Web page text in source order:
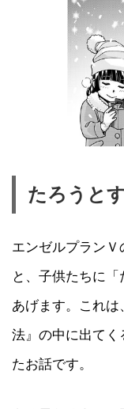
たろうと
エンゼルプランＶ
と、子供たちに
あげます。これ
法』の中に出てく
たお話です。